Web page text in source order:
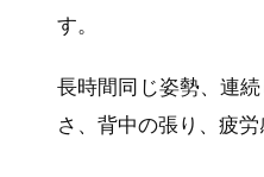
す。
長時間同じ姿勢、連
さ、背中の張り、疲労